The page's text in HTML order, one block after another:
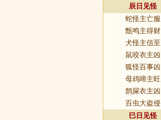
辰日见怪
蛇怪主亡服
甑鸣主得财
犬怪主信至
鼠咬衣主凶
狐怪百事凶
母鸡啼主旺
鹊屎衣主凶
百虫大盗侵
巳日见怪